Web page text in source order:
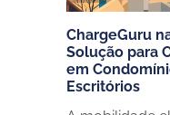
ChargeGuru
Solução para
em
Escritórios